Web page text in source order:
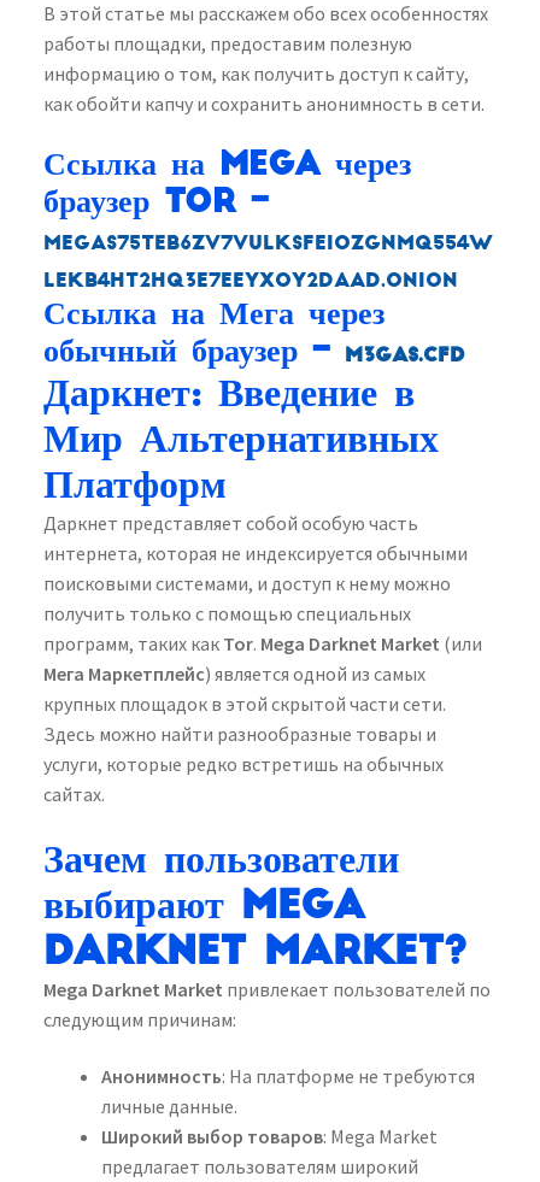
В этой статье мы расскажем обо всех особенностях
работы площадки, предоставим полезную
информацию о том, как получить доступ к сайту,
как обойти капчу и сохранить анонимность в сети.
Ссылка на Mega через
браузер TOR –
megas75teb6zv7vulksfeiozgnmq554w
lekb4ht2hq3e7eeyxoy2daad.onion
Ссылка на Мега через
обычный браузер –
m3gas.cfd
Даркнет: Введение в
Мир Альтернативных
Платформ
Даркнет представляет собой особую часть
интернета, которая не индексируется обычными
поисковыми системами, и доступ к нему можно
получить только с помощью специальных
программ, таких как Tor. Mega Darknet Market (или
Мега Маркетплейс) является одной из самых
крупных площадок в этой скрытой части сети.
Здесь можно найти разнообразные товары и
услуги, которые редко встретишь на обычных
сайтах.
Зачем пользователи
выбирают Mega
Darknet Market?
Mega Darknet Market привлекает пользователей по
следующим причинам:
Анонимность: На платформе не требуются
личные данные.
Широкий выбор товаров: Mega Market
предлагает пользователям широкий